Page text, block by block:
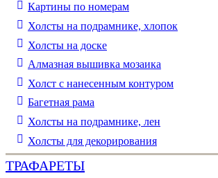
Картины по номерам
Холсты на подрамнике, хлопок
Холсты на доске
Алмазная вышивка мозаика
Холст с нанесенным контуром
Багетная рама
Холсты на подрамнике, лен
Холсты для декорирования
ТРАФАРЕТЫ